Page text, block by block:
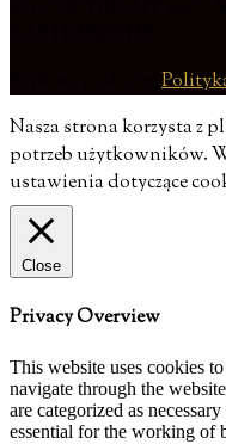
Nasza strona korzysta z
potrzeb użytkowników.
ustawienia dotyczące
Close
Privacy Overview
This website uses cookies
navigate through the
are categorized as
essential for the working of